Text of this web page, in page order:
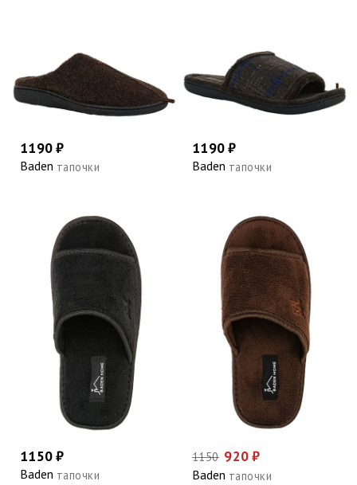
1190 ₽
Baden тапочки
1190 ₽
Baden тапочки
1150 ₽
Baden тапочки
1150 920 ₽
Baden тапочки